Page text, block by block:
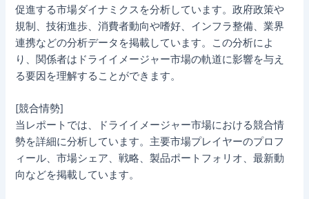
促進する市場ダイナミクスを分析しています。政府政策や
規制、技術進歩、消費者動向や嗜好、インフラ整備、業界
連携などの分析データを掲載しています。この分析によ
り、関係者はドライイメージャー市場の軌道に影響を与え
る要因を理解することができます。
[競合情勢]
当レポートでは、ドライイメージャー市場における競合情
勢を詳細に分析しています。主要市場プレイヤーのプロフ
ィール、市場シェア、戦略、製品ポートフォリオ、最新動
向などを掲載しています。